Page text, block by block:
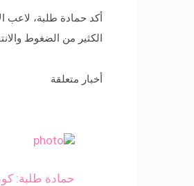
الكثير من الضغوط
أخبار متعلقة
حمادة طلبة: